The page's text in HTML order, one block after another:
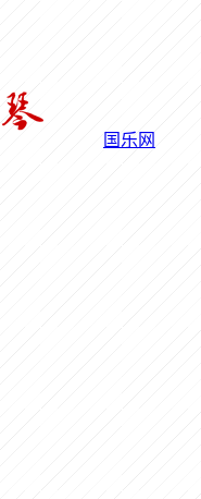
国乐网